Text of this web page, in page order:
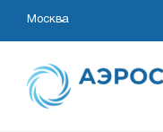
Москва